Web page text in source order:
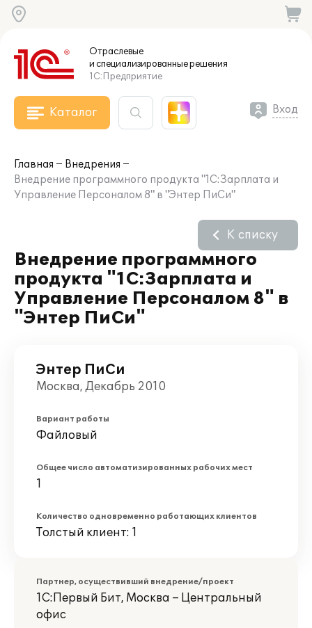
Отраслевые
и специализированныерешения
1С:Предприятие
Каталог Вход
Главная
Внедрения
Внедрение программного продукта "1С:Зарплата и
Управление Персоналом 8" в "Энтер ПиСи"
Внедрение программного
продукта "1С:Зарплата и
Управление Персоналом 8" в
"Энтер ПиСи"
К списку
Энтер ПиСи
Москва, Декабрь 2010
Вариант работы
Файловый
Общее число автоматизированных рабочих мест
1
Количество одновременно работающих клиентов
Толстый клиент: 1
Партнер, осуществивший внедрение/проект
1С:Первый Бит, Москва – Центральный
офис